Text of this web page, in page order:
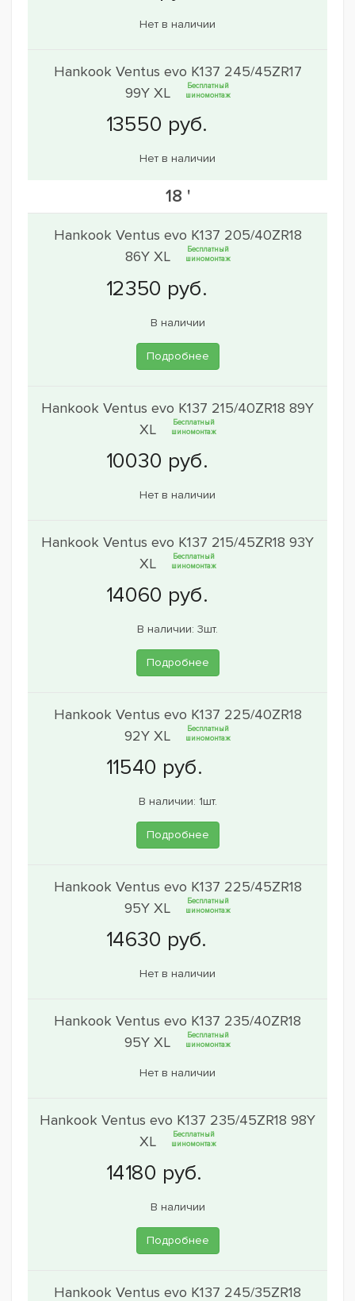
Нет в наличии
Hankook Ventus evo K137 245/45ZR17
99Y XL
Бесплатный
шиномонтаж
Нет в наличии
18 '
Hankook Ventus evo K137 205/40ZR18
86Y XL
Бесплатный
шиномонтаж
В наличии
Подробнее
Hankook Ventus evo K137 215/40ZR18 89Y
XL
Бесплатный
шиномонтаж
Нет в наличии
Hankook Ventus evo K137 215/45ZR18 93Y
XL
Бесплатный
шиномонтаж
В наличии: 3шт.
Подробнее
Hankook Ventus evo K137 225/40ZR18
92Y XL
Бесплатный
шиномонтаж
В наличии: 1шт.
Подробнее
Hankook Ventus evo K137 225/45ZR18
95Y XL
Бесплатный
шиномонтаж
Нет в наличии
Hankook Ventus evo K137 235/40ZR18
95Y XL
Бесплатный
шиномонтаж
Нет в наличии
Hankook Ventus evo K137 235/45ZR18 98Y
XL
Бесплатный
шиномонтаж
В наличии
Подробнее
Hankook Ventus evo K137 245/35ZR18